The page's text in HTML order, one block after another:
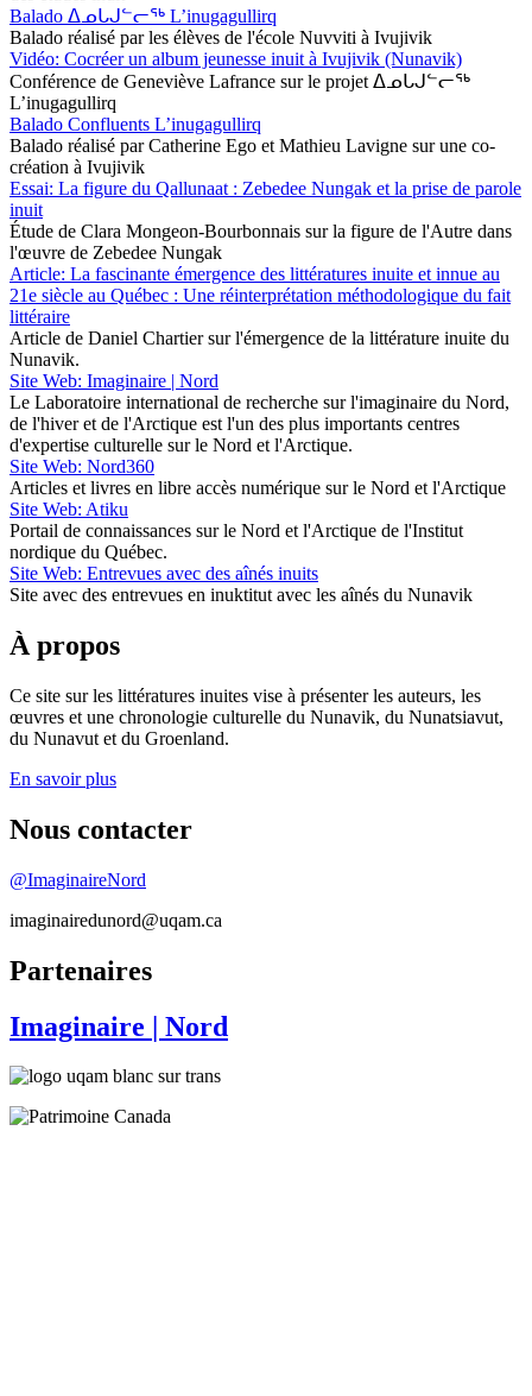
Balado ᐃᓄᒐᒍᓪᓕᖅ L’inugagullirq
Balado réalisé par les élèves de l'école Nuvviti à Ivujivik
Vidéo: Cocréer un album jeunesse inuit à Ivujivik (Nunavik)
Conférence de Geneviève Lafrance sur le projet ᐃᓄᒐᒍᓪᓕᖅ
L’inugagullirq
Balado Confluents L’inugagullirq
Balado réalisé par Catherine Ego et Mathieu Lavigne sur une co-
création à Ivujivik
Essai: La figure du Qallunaat : Zebedee Nungak et la prise de parole
inuit
Étude de Clara Mongeon-Bourbonnais sur la figure de l'Autre dans
l'œuvre de Zebedee Nungak
Article: La fascinante émergence des littératures inuite et innue au
21e siècle au Québec : Une réinterprétation méthodologique du fait
littéraire
Article de Daniel Chartier sur l'émergence de la littérature inuite du
Nunavik.
Site Web: Imaginaire | Nord
Le Laboratoire international de recherche sur l'imaginaire du Nord,
de l'hiver et de l'Arctique est l'un des plus importants centres
d'expertise culturelle sur le Nord et l'Arctique.
Site Web: Nord360
Articles et livres en libre accès numérique sur le Nord et l'Arctique
Site Web: Atiku
Portail de connaissances sur le Nord et l'Arctique de l'Institut
nordique du Québec.
Site Web: Entrevues avec des aînés inuits
Site avec des entrevues en inuktitut avec les aînés du Nunavik
À propos
Ce site sur les littératures inuites vise à présenter les auteurs, les
œuvres et une chronologie culturelle du Nunavik, du Nunatsiavut,
du Nunavut et du Groenland.
En savoir plus
Nous contacter
@ImaginaireNord
imaginairedunord@uqam.ca
Partenaires
Imaginaire | Nord